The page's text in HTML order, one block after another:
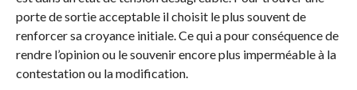
porte de sortie acceptable il choisit le plus souvent de
renforcer sa croyance initiale. Ce qui a pour conséquence de
rendre l’opinion ou le souvenir encore plus imperméable à la
contestation ou la modification.